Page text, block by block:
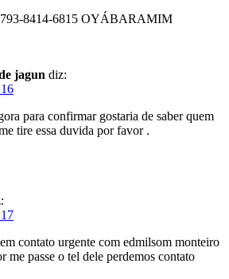
8414-6815 OYÁBARAMIM
jagun diz:
para confirmar gostaria de saber quem
tire essa duvida por favor .
contato urgente com edmilsom monteiro
me passe o tel dele perdemos contato